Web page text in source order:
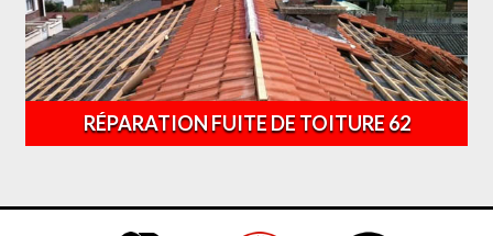
RÉPARATION FUITE DE TOITURE 62